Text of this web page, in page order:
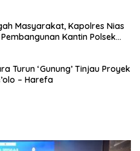
Masyarakat, Kapolres Nias
Kantin Polsek
Turun ‘Gunung’ Tinjau Proyek
– Harefa